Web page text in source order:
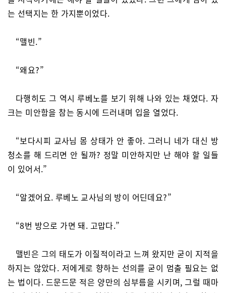
는 선택지는 한 가지뿐이었다.
“맬빈.”
“왜요?”
다행히도 그 역시 루베노를 보기 위해 나와 있는 채였다. 자
크는 미안함을 참는 동시에 드러내며 입을 열었다.
“보다시피 교사님 몸 상태가 안 좋아. 그러니 네가 대신 방
청소를 해 드리면 안 될까? 정말 미안하지만 난 해야 할 일들
이 있어서.”
“알겠어요. 루베노 교사님의 방이 어딘데요?”
“8번 방으로 가면 돼. 고맙다.”
맬빈은 그의 태도가 이질적이라고 느껴 왔지만 굳이 지적을
하지는 않았다. 저에게로 향하는 선의를 굳이 멈출 필요는 없
는 법이다. 드문드문 적은 양만의 심부름을 시키며, 그럴 때마